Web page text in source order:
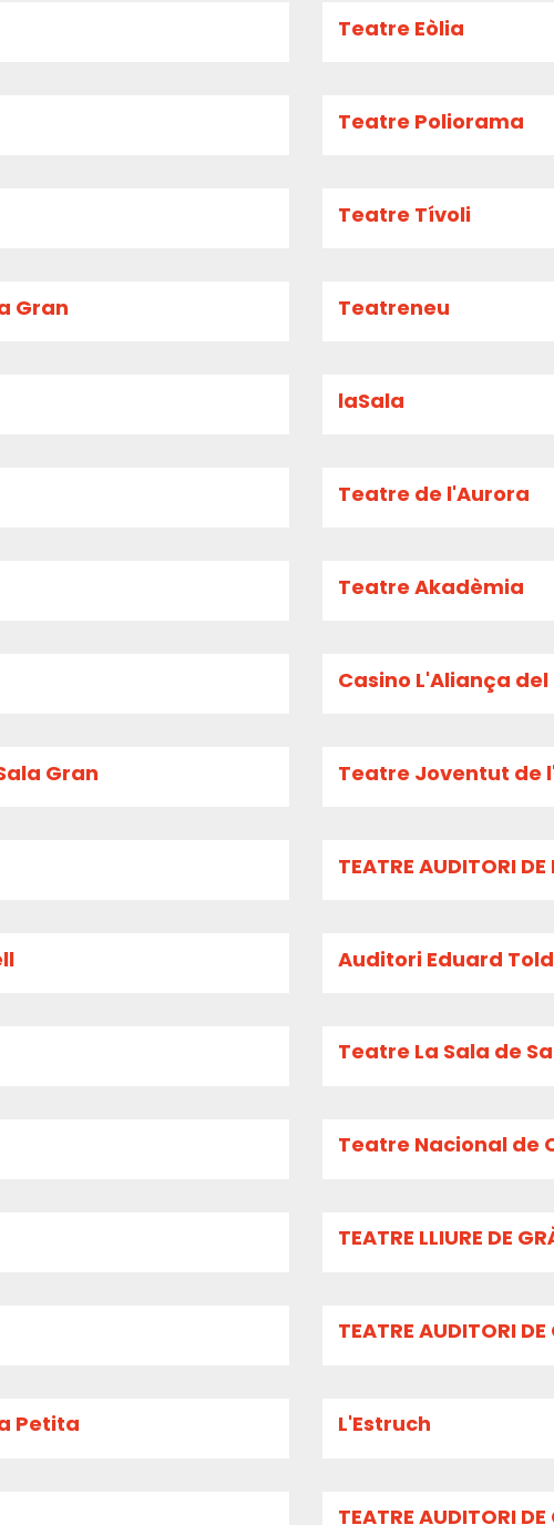
Teatre Eòlia
Teatre Poliorama
Teatre Tívoli
Gran Teatreneu
laSala
Teatre de l'Aurora
Teatre Akadèmia
Casino L'Aliança
Gran Teatre Joventut de
TEATRE AUDITORI DE
Auditori Eduard
Teatre La Sala de
Teatre Nacional de
TEATRE LLIURE DE
TEATRE AUDITORI DE
Petita L'Estruch
TEATRE AUDITORI DE